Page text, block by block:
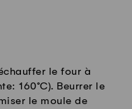
le four à
160°C). Beurrer le
le moule de